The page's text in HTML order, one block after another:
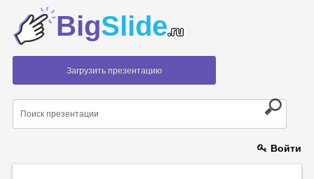
BigSlide.ru
Загрузить презентацию
Войти